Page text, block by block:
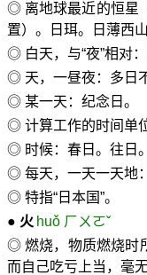
◎ 离地球最近的恒星
置）。日珥。日薄西
◎ 白天，与“夜”相对：
◎ 天，一昼夜：多日
◎ 某一天：纪念日。
◎ 计算工作的时间单
◎ 时候：春日。往日。
◎ 每天，一天一天地
◎ 特指“日本国”。
● 火 huǒ ㄏㄨㄛˇ
◎ 燃烧，物质燃烧时
而自己吃亏上当，毫无